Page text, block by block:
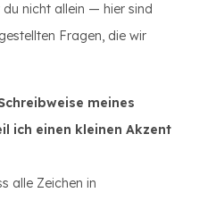
nicht allein — hier sind
Fragen, die wir
meines
ich einen kleinen Akzent
alle Zeichen in